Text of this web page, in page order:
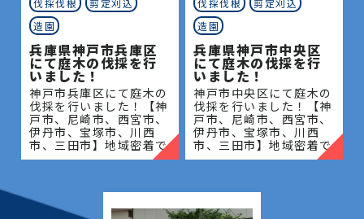
造園
兵庫県神戸市兵庫区
にて庭木の伐採を行
いました！
神戸市兵庫区にて庭木の
伐採を行いました！【神
戸市、尼崎市、西宮市、
伊丹市、宝塚市、川西
市、三田市】地域密着で
伐採・抜根・剪定・草刈
当社にご相談ください！
当社
造園
兵庫県神戸市中央区
にて庭木の伐採を行
いました！
神戸市中央区にて庭木の
伐採を行いました！【神
戸市、尼崎市、西宮市、
伊丹市、宝塚市、川西
市、三田市】地域密着で
伐採・抜根・剪定・草刈
当社にご相談ください！
当社